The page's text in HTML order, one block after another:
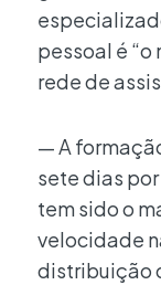
pessoal é
rede de
— A
sete dias
tem sido o
velocidade
distribuição